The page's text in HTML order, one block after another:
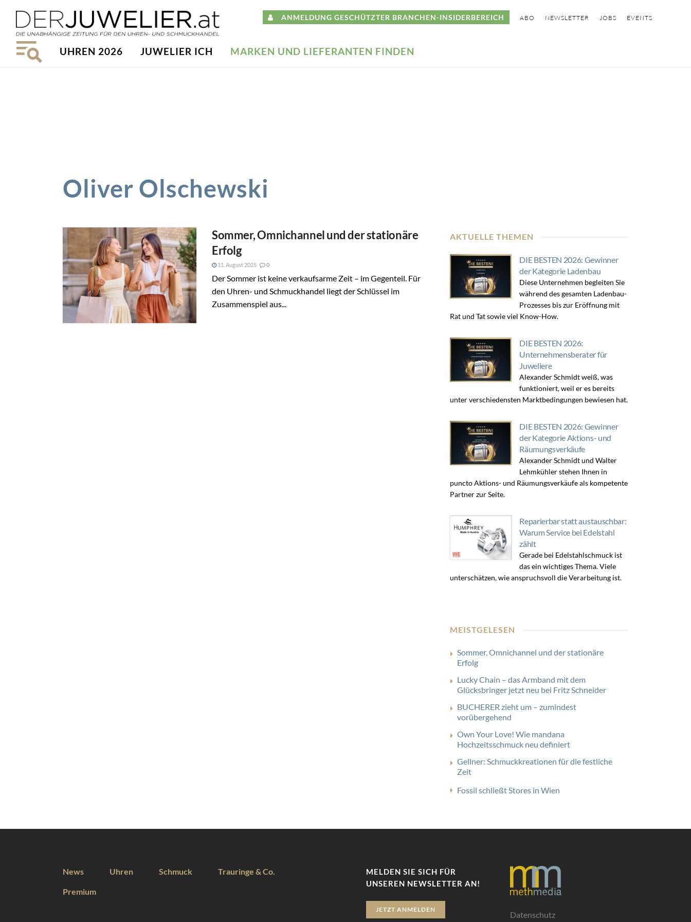
ANMELDUNG GESCHÜTZTER BRANCHEN-INSIDERBEREICH ABO NEWSLETTER JOBS EVENTS
UHREN 2026 JUWELIER ICH MARKEN UND LIEFERANTEN FINDEN
Oliver Olschewski
Sommer, Omnichannel und der stationäre
Erfolg
11. August 2025 0
Der Sommer ist keine verkaufsarme Zeit – im Gegenteil. Für
den Uhren- und Schmuckhandel liegt der Schlüssel im
Zusammenspiel aus...
AKTUELLE THEMEN
DIE BESTEN 2026: Gewinner
der Kategorie Ladenbau
Diese Unternehmen begleiten Sie
während des gesamten Ladenbau-
Prozesses bis zur Eröffnung mit
Rat und Tat sowie viel Know-How.
DIE BESTEN 2026:
Unternehmensberater für
Juweliere
Alexander Schmidt weiß, was
funktioniert, weil er es bereits
unter verschiedensten Marktbedingungen bewiesen hat.
DIE BESTEN 2026: Gewinner
der Kategorie Aktions- und
Räumungsverkäufe
Alexander Schmidt und Walter
Lehmkühler stehen Ihnen in
puncto Aktions- und Räumungsverkäufe als kompetente
Partner zur Seite.
Reparierbar statt austauschbar:
Warum Service bei Edelstahl
zählt
Gerade bei Edelstahlschmuck ist
das ein wichtiges Thema. Viele
unterschätzen, wie anspruchsvoll die Verarbeitung ist.
MEISTGELESEN
Sommer, Omnichannel und der stationäre
Erfolg
Lucky Chain – das Armband mit dem
Glücksbringer jetzt neu bei Fritz Schneider
BUCHERER zieht um – zumindest
vorübergehend
Own Your Love! Wie mandana
Hochzeitsschmuck neu definiert
Gellner: Schmuckkreationen für die festliche
Zeit
Fossil schließt Stores in Wien
News Uhren Schmuck Trauringe & Co.
Premium
MELDEN SIE SICH FÜR
UNSEREN NEWSLETTER AN!
JETZT ANMELDEN
Datenschutz